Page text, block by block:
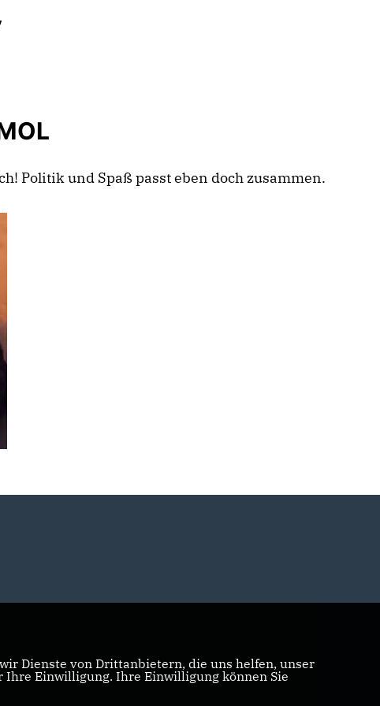
Politik und Spaß passt eben doch zusammen.
Dienste von Drittanbietern, die uns helfen, unser
Ihre Einwilligung. Ihre Einwilligung können Sie